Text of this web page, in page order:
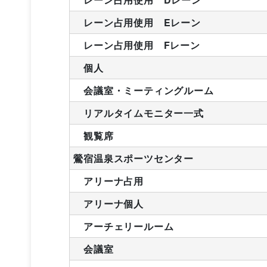
レーン占用使用 Eレーン
レーン占用使用 Fレーン
個人
会議室・ミーティングルーム
リアルタイムモニター一式
観覧席
鶯宿温泉スポーツセンター
アリーナ占用
アリーナ個人
アーチェリールーム
会議室